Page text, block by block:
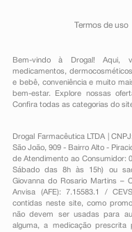
Termos de uso
Bem-vindo à Drogal! Aqui,
medicamentos ,
e bebê, conveniênciae muito
bem-estar. Explore nossas
Confira todas as categorias do
Drogal Farmacêutica LTDA |
São João, 909 - Bairro Alto -
de Atendimento ao Consumidor:
Sábado das 8h às 15h) ou
Giovanna do Rosario Martins –
Anvisa (AFE): 7.15583.1 /
contidas neste site, como
não devem ser usadas para
alguma, a medicação prescrita